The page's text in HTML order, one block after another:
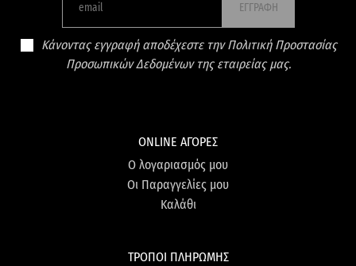
ΕΓΓΡΑΦΗ
Κάνοντας εγγραφή αποδέχεστε την Πολιτική Προστασίας
Προσωπικών Δεδομένων της εταιρείας μας.
ONLINE ΑΓΟΡΕΣ
Ο λογαριασμός μου
Οι Παραγγελίες μου
Καλάθι
ΤΡΟΠΟΙ ΠΛΗΡΩΜΗΣ